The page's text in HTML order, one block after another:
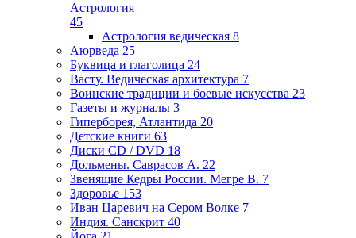
Астрология
45
Астрология ведическая 8
Аюрведа 25
Буквица и глаголица 24
Васту. Ведическая архитектура 7
Воинские традиции и боевые искусства 23
Газеты и журналы 3
Гиперборея, Атлантида 20
Детские книги 63
Диски CD / DVD 18
Дольмены. Саврасов А. 22
Звенящие Кедры России. Мегре В. 7
Здоровье 153
Иван Царевич на Сером Волке 7
Индия. Санскрит 40